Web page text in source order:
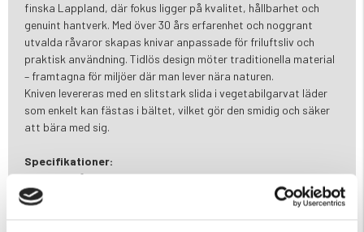
finska Lappland, där fokus ligger på kvalitet, hållbarhet och
genuint hantverk. Med över 30 års erfarenhet och noggrant
utvalda råvaror skapas knivar anpassade för friluftsliv och
praktisk användning. Tidlös design möter traditionella material
– framtagna för miljöer där man lever nära naturen.
Kniven levereras med en slitstark slida i vegetabilgarvat läder
som enkelt kan fästas i bältet, vilket gör den smidig och säker
att bära med sig.
Specifikationer:
Blad i kolstål
Skaft i masurbjörk och mässing